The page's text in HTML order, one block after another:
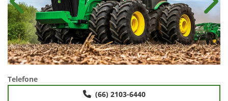
Anterior
Telefone
(66) 2103-6440